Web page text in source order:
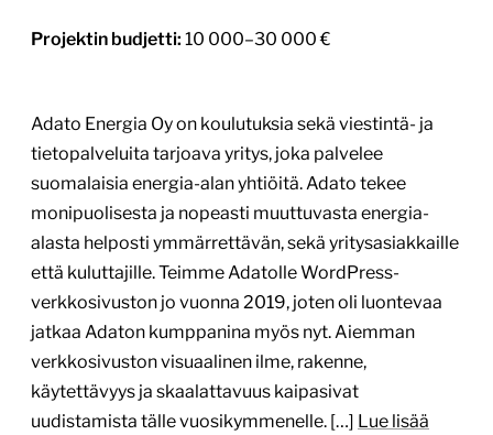
Projektin budjetti: 10 000–30 000 €
Adato Energia Oy on koulutuksia sekä viestintä- ja
tietopalveluita tarjoava yritys, joka palvelee
suomalaisia energia-alan yhtiöitä. Adato tekee
monipuolisesta ja nopeasti muuttuvasta energia-
alasta helposti ymmärrettävän, sekä yritysasiakkaille
että kuluttajille. Teimme Adatolle WordPress-
verkkosivuston jo vuonna 2019, joten oli luontevaa
jatkaa Adaton kumppanina myös nyt. Aiemman
verkkosivuston visuaalinen ilme, rakenne,
käytettävyys ja skaalattavuus kaipasivat
uudistamista tälle vuosikymmenelle. […] Lue lisää